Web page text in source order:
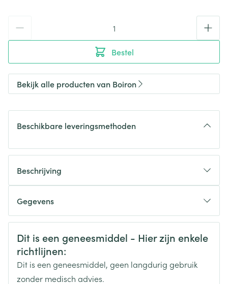
Bestel
Bekijk alle producten van Boiron
Beschikbare leveringsmethoden
Beschrijving
Gegevens
CNK
3108958
Organisaties
Merken Boiron
Veiligheidsinformatie
Dit is een geneesmiddel - Hier zijn enkele
richtlijnen:
Dit is een geneesmiddel, geen langdurig gebruik
zonder medisch advies.